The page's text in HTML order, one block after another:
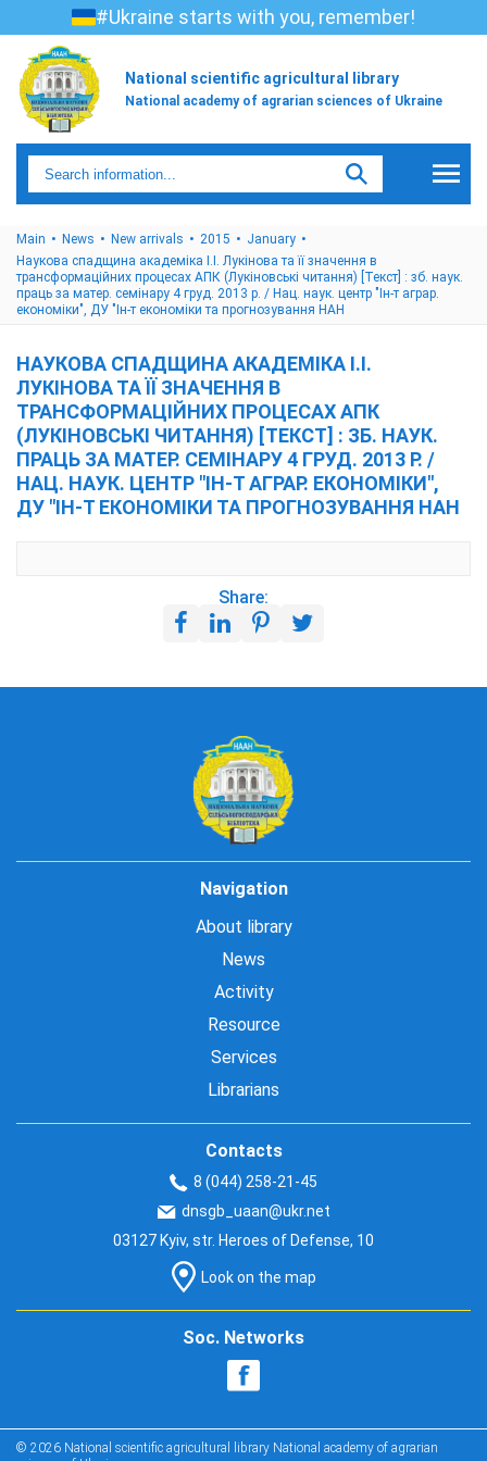
#Ukraine starts with you, remember!
National scientific agricultural library
National academy of agrarian sciences of Ukraine
Main News New arrivals 2015
January
Наукова спадщина академіка І.І. Лукінова та її значення в
трансформаційних процесах АПК (Лукіновські читання) [Текст] : зб. наук.
праць за матер. семінару 4 груд. 2013 р. / Нац. наук. центр "Ін-т аграр.
економіки", ДУ "Ін-т економіки та прогнозування НАН
НАУКОВА СПАДЩИНА АКАДЕМІКА І.І.
ЛУКІНОВА ТА ЇЇ ЗНАЧЕННЯ В
ТРАНСФОРМАЦІЙНИХ ПРОЦЕСАХ АПК
(ЛУКІНОВСЬКІ ЧИТАННЯ) [ТЕКСТ] : ЗБ. НАУК.
ПРАЦЬ ЗА МАТЕР. СЕМІНАРУ 4 ГРУД. 2013 Р. /
НАЦ. НАУК. ЦЕНТР "ІН-Т АГРАР. ЕКОНОМІКИ",
ДУ "ІН-Т ЕКОНОМІКИ ТА ПРОГНОЗУВАННЯ НАН
Share:
Navigation
About library
News
Activity
Resource
Services
Librarians
Contacts
8 (044) 258-21-45
dnsgb_uaan@ukr.net
03127 Kyiv, str. Heroes of Defense, 10
Look on the map
Soc. Networks
© 2026 National scientific agricultural library National academy of agrarian